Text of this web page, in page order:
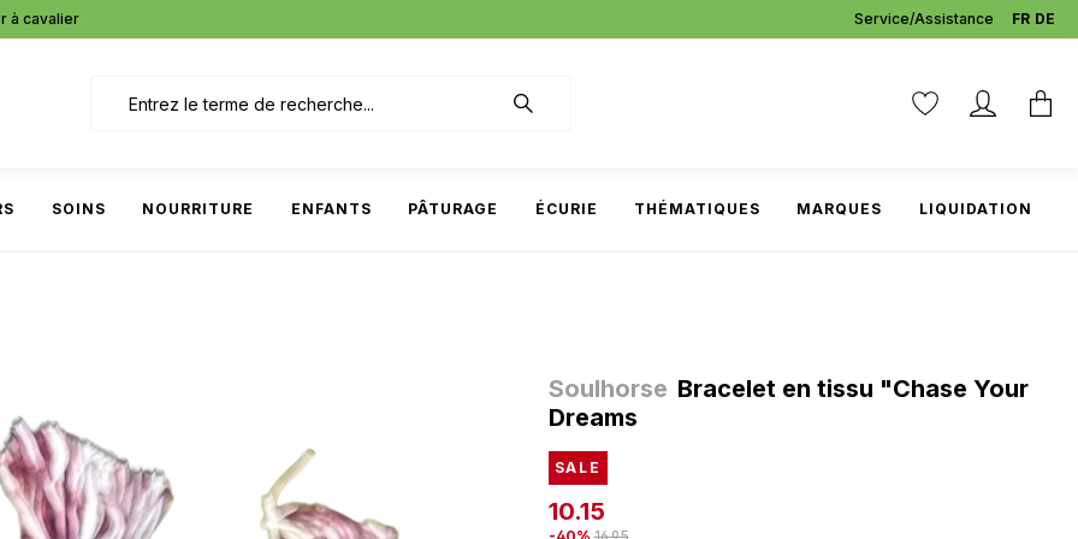
à cavalier Service/Assistance DE
FR
SOINS NOURRITURE ENFANTS PÂTURAGE ÉCURIE THÉMATIQUES MARQUES LIQUIDATION
Soulhorse Bracelet en tissu "Chase Your
Dreams
SALE
10.15